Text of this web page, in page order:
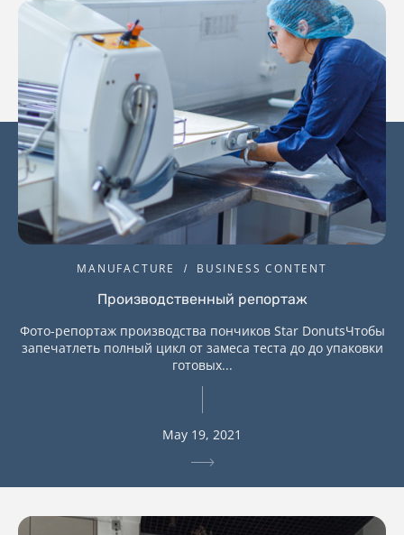
MANUFACTURE BUSINESS CONTENT
Производственный репортаж
Фото-репортаж производства пончиков Star DonutsЧтобы
запечатлеть полный цикл от замеса теста до до упаковки
готовых...
May 19, 2021